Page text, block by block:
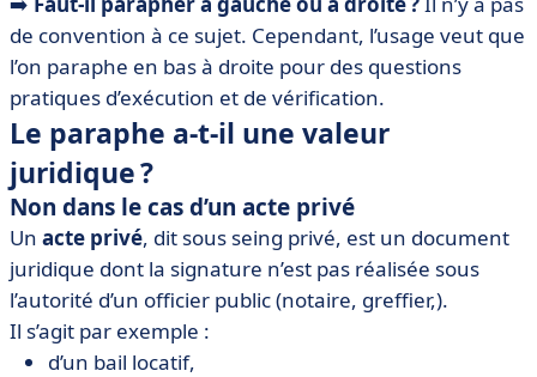
de convention à ce sujet. Cependant, l’usage veut que
l’on paraphe en bas à droite pour des questions
pratiques d’exécution et de vérification.
Le paraphe a-t-il une valeur
juridique ?
Non dans le cas d’un acte privé
Un acte privé, dit sous seing privé, est un document
juridique dont la signature n’est pas réalisée sous
l’autorité d’un officier public (notaire, greffier,).
Il s’agit par exemple :
d’un bail locatif,